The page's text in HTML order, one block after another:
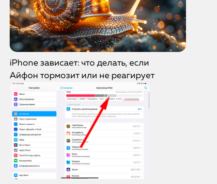
iPhone зависает: что делать, если
Айфон тормозит или не реагирует